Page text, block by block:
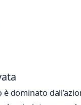
dominato